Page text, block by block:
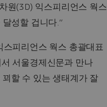
원(3D) 익스피리언스 웍스
성할 겁니다.”
피리언스 웍스 총괄대표
서울경제신문과 만나
할 수 있는 생태계가 잘